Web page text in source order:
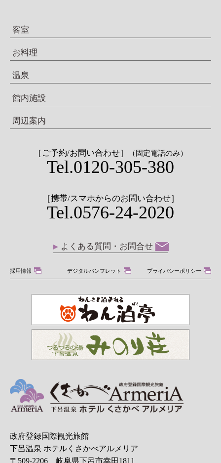
客室
お料理
温泉
館内施設
周辺案内
［ご予約/お問い合わせ］ （固定電話のみ）
Tel.0120-305-380
［携帯/スマホからのお問い合わせ］
Tel.0576-24-2020
よくある質問・お問合せ
採用情報 デジタルパンフレット プライバシーポリシー
政府登録国際観光旅館
下呂温泉 ホテルくさかべアルメリア
〒509-2206 岐阜県下呂市幸田1811